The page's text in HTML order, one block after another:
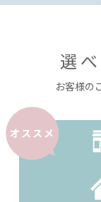
選
お客様の
オススメ